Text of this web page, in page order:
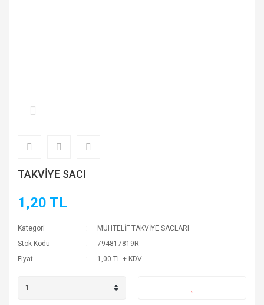
TAKVİYE SACI
1,20 TL
Kategori
MUHTELİF TAKVİYE SACLARI
Stok Kodu
794817819R
Fiyat
1,00 TL + KDV